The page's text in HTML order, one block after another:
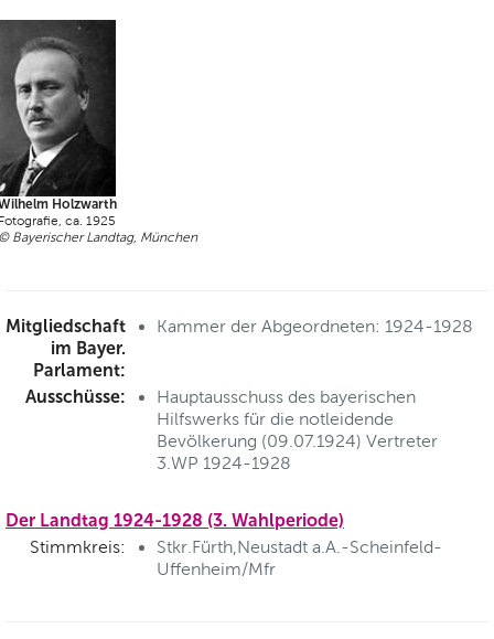
Holzwarth
ca. 1925
Bayerischer Landtag, München
Mitgliedschaft
im Bayer.
Parlament:
Kammer der Abgeordneten: 1924-1928
Ausschüsse:
Hauptausschuss des bayerischen
Hilfswerks für die notleidende
Bevölkerung (09.07.1924) Vertreter
3.WP 1924-1928
Der Landtag 1924-1928 (3. Wahlperiode)
Stimmkreis:
Stkr.Fürth,Neustadt a.A.-Scheinfeld-
Uffenheim/Mfr